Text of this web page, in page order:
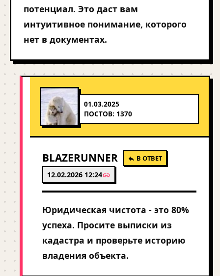
потенциал. Это даст вам
интуитивное понимание, которого
нет в документах.
01.03.2025
ПОСТОВ: 1370
BLAZERUNNER В ОТВЕТ
12.02.2026 12:24
Юридическая чистота - это 80%
успеха. Просите выписки из
кадастра и проверьте историю
владения объекта.